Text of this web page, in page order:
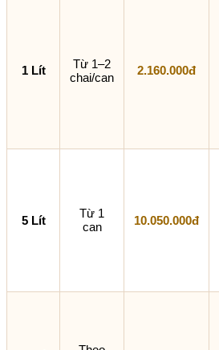
1 Lít
Từ 1–2
chai/can
2.160.000đ
5 Lít
Từ 1
can
10.050.000đ